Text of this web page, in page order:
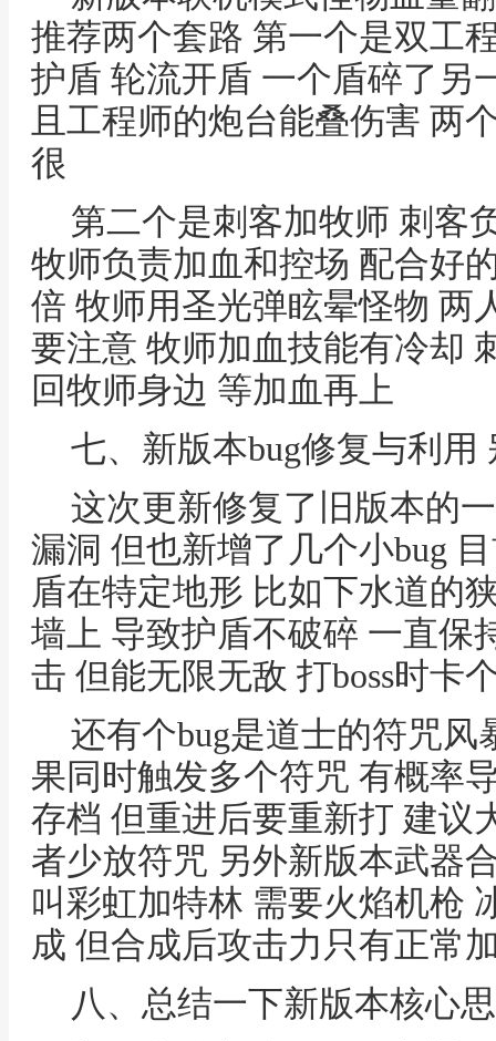
推荐两个套路 第一个是双工
护盾 轮流开盾 一个盾碎了另
且工程师的炮台能叠伤害 两
很
第二个是刺客加牧师 刺客
牧师负责加血和控场 配合好
倍 牧师用圣光弹眩晕怪物 两
要注意 牧师加血技能有冷却
回牧师身边 等加血再上
七、新版本bug修复与利用
这次更新修复了旧版本的
漏洞 但也新增了几个小bug
盾在特定地形 比如下水道的
墙上 导致护盾不破碎 一直保
击 但能无限无敌 打boss时卡
还有个bug是道士的符咒
果同时触发多个符咒 有概率
存档 但重进后要重新打 建议
者少放符咒 另外新版本武器
叫彩虹加特林 需要火焰机枪
成 但合成后攻击力只有正常
八、总结一下新版本核心